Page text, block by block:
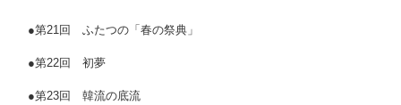
●第21回 ふたつの「春の祭典」
●第22回 初夢
●第23回 韓流の底流